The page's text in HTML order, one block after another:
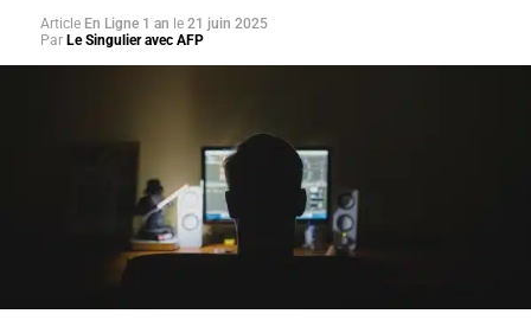
Article En Ligne 1 an le 21 juin 2025
Par Le Singulier avec AFP